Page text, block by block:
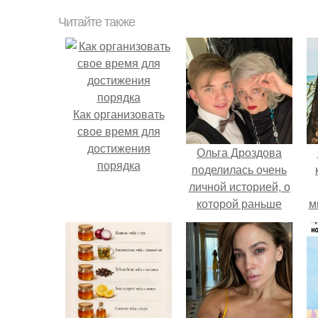
Читайте также
Как организовать
свое время для
достижения
порядка
Ольга Дроздова
поделилась очень
личной историей, о
которой раньше
почти не говорила.